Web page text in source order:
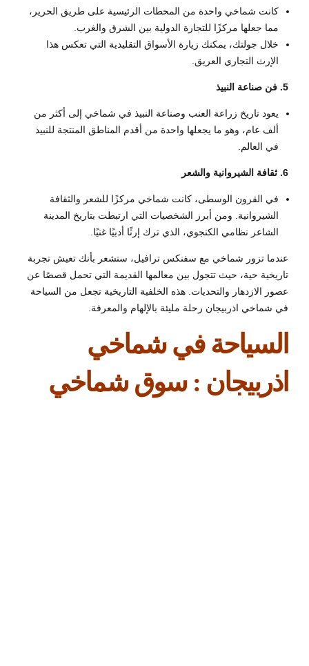
كانت شماخي واحدة من المحطات الرئيسية على طريق الحرير،
مما جعلها مركزًا للتجارة الدولية بين الشرق والغرب.
خلال جولتك، يمكنك زيارة الأسواق التقليدية التي تعكس هذا
الإرث التجاري العريق.
5. فن صناعة النبيذ
يعود تاريخ زراعة العنب وصناعة النبيذ في شماخي إلى أكثر من
ألف عام، وهو ما يجعلها واحدة من أقدم المناطق المنتجة للنبيذ
في العالم.
6. ثقافة الشيروانية والشعر
في القرون الوسطى، كانت شماخي مركزًا للشعر والثقافة
الشيروانية. ومن أبرز الشخصيات التي ارتبطت بتاريخ المدينة
الشاعر نظامي الكنجوي، الذي ترك إرثًا أدبيًا غنيًا.
عندما تزور شماخي مع سفنكس ترافيل، ستشعر بأنك تعيش تجربة
تاريخية حية، حيث تتجول بين معالمها القديمة التي تحمل قصصًا عن
عصور الازدهار والتحديات. هذه الخلفية التاريخية تجعل من السياحة
في شماخي اذربيجان رحلة مليئة بالإلهام والمعرفة.
السياحة في شماخي
اذربيجان : سوق شماخي